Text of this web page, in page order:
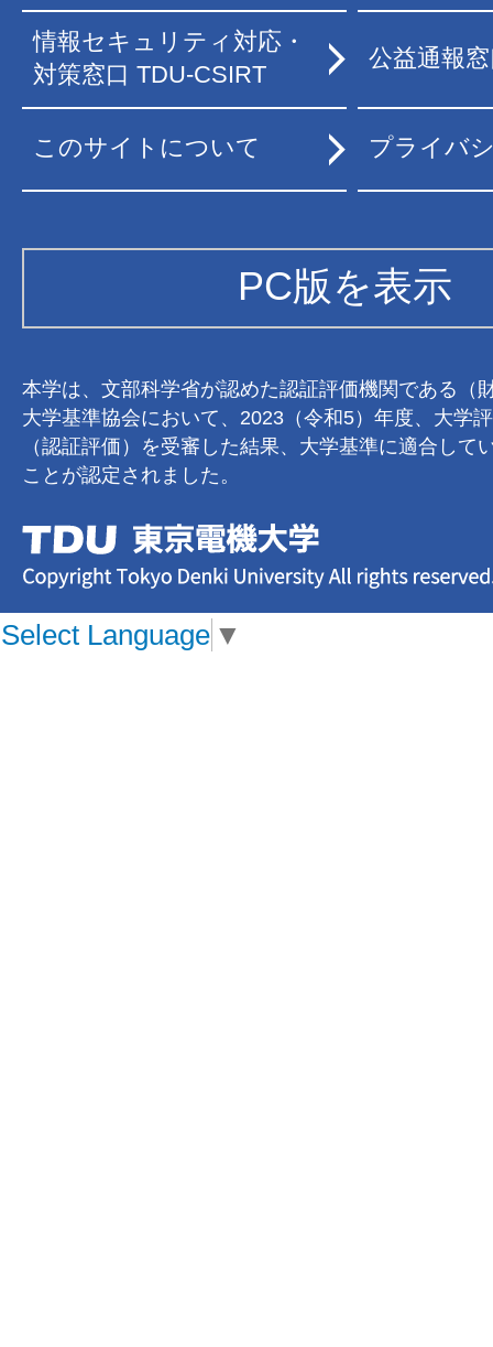
情報セキュリティ対応・
対策窓口 TDU-CSIRT
公益通報
このサイトについて プライバ
PC版を表示
本学は、文部科学省が認めた認証評価機関である（
大学基準協会において、2023（令和5）年度、大学
（認証評価）を受審した結果、大学基準に適合して
ことが認定されました。
Select Language ▼